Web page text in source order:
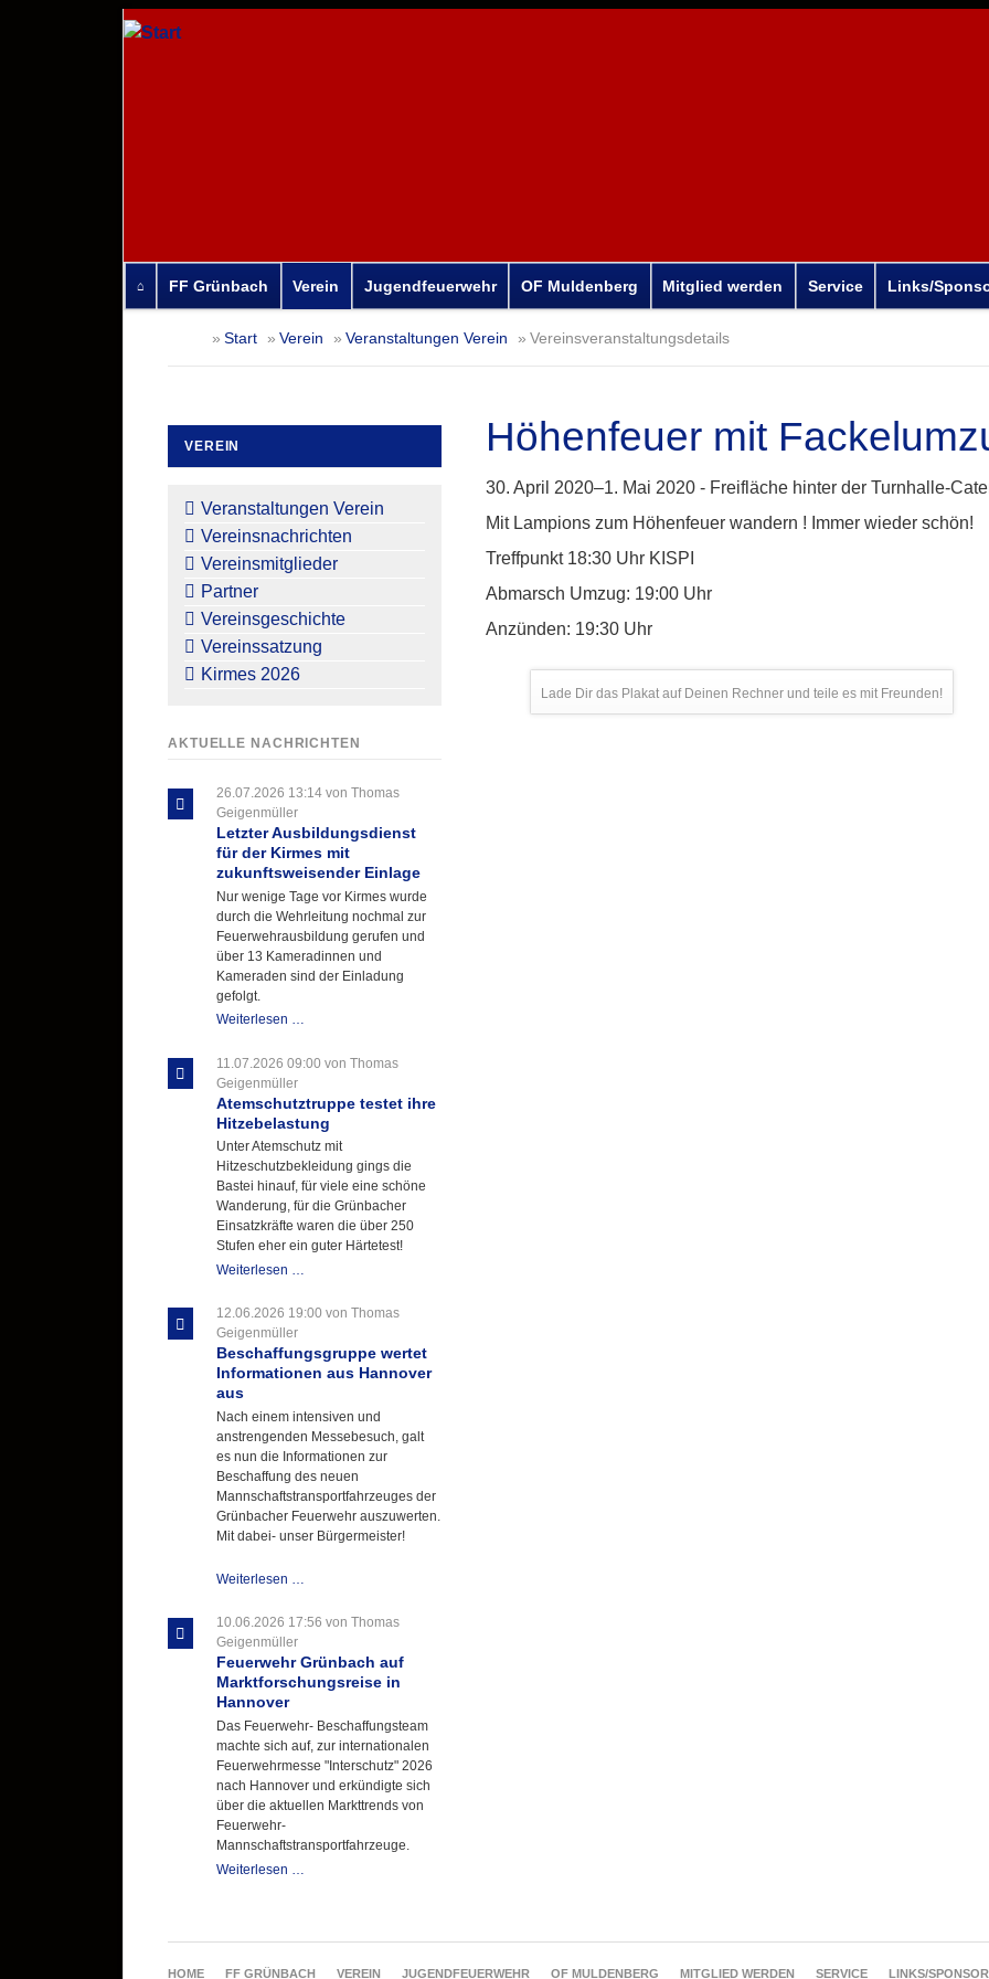
FF Grünbach Verein Jugendfeuerwehr OF Muldenberg Mitglied werden Service Links/
überspringen
Start Verein Veranstaltungen Verein Vereinsveranstaltungsdetails
Höhenfeuer mit
30. April 2020–1. Mai 2020 - Freifläche hinter der Turnhalle-
Mit Lampions zum Höhenfeuer wandern ! Immer wieder schön!
Treffpunkt 18:30 Uhr KISPI
Abmarsch Umzug: 19:00 Uhr
Anzünden: 19:30 Uhr
Lade Dir das Plakat auf Deinen Rechner und teile es mit Freunden!
VEREIN
überspringen
Veranstaltungen Verein
Vereinsnachrichten
Vereinsmitglieder
Partner
Vereinsgeschichte
Vereinssatzung
Kirmes 2026
AKTUELLE NACHRICHTEN
26.07.2026 13:14 von Thomas
Geigenmüller
Letzter Ausbildungsdienst
für der Kirmes mit
zukunftsweisender Einlage
Nur wenige Tage vor Kirmes wurde
durch die Wehrleitung nochmal zur
Feuerwehrausbildung gerufen und
über 13 Kameradinnen und
Kameraden sind der Einladung
gefolgt.
Weiterlesen …
für
Kirmes
mit
zukunftsweisender
Einlage
11.07.2026 09:00 von Thomas
Geigenmüller
Atemschutztruppe testet ihre
Hitzebelastung
Unter Atemschutz mit
Hitzeschutzbekleidung gings die
Bastei hinauf, für viele eine schöne
Wanderung, für die Grünbacher
Einsatzkräfte waren die über 250
Stufen eher ein guter Härtetest!
Weiterlesen …
ihre
12.06.2026 19:00 von Thomas
Geigenmüller
Beschaffungsgruppe wertet
Informationen aus Hannover
aus
Nach einem intensiven und
anstrengenden Messebesuch, galt
es nun die Informationen zur
Beschaffung des neuen
Mannschaftstransportfahrzeuges der
Grünbacher Feuerwehr auszuwerten.
Mit dabei- unser Bürgermeister!
Weiterlesen …
Informationen
Hannover
aus
10.06.2026 17:56 von Thomas
Geigenmüller
Feuerwehr Grünbach auf
Marktforschungsreise in
Hannover
Das Feuerwehr- Beschaffungsteam
machte sich auf, zur internationalen
Feuerwehrmesse "Interschutz" 2026
nach Hannover und erkündigte sich
über die aktuellen Markttrends von
Feuerwehr-
Mannschaftstransportfahrzeuge.
Weiterlesen …
in
Hannover
NAVIGATION
HOME FF GRÜNBACH VEREIN JUGENDFEUERWEHR OF MULDENBERG MITGLIED WERDEN SERVICE LINKS/